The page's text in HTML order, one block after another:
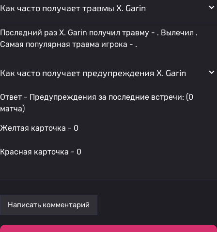
Как часто получает травмы X. Garin
Последний раз X. Garin получил травму - . Вылечил .
Самая популярная травма игрока - .
Как часто получает предупреждения X. Garin
Ответ - Предупреждения за последние встречи: (0
матча)
Желтая карточка - 0
Красная карточка - 0
Написать комментарий